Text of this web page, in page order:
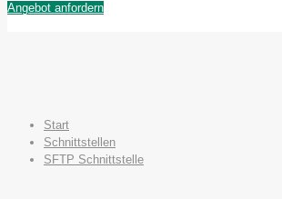
Angebot anfordern
Start
Schnittstellen
SFTP Schnittstelle